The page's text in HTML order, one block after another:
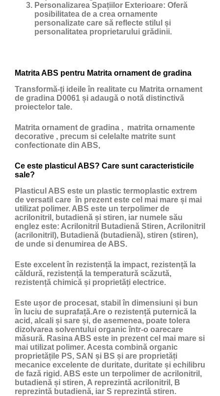
Personalizarea Spațiilor Exterioare: Oferă
posibilitatea de a crea ornamente
personalizate care să reflecte stilul și
personalitatea proprietarului grădinii.
Matrita ABS pentru Matrita ornament de gradina
Transformă-ți ideile în realitate cu Matrita ornament
de gradina D0061 și adaugă o notă distinctivă
proiectelor tale.
Matrita ornament de gradina , matrita ornamente
decorative , precum si celelalte matrite sunt
confectionate din ABS,
Ce este plasticul ABS? Care sunt caracteristicile
sale?
Plasticul ABS este un plastic termoplastic extrem
de versatil care în prezent este cel mai mare și mai
utilizat polimer. ABS este un terpolimer de
acrilonitril, butadienă și stiren, iar numele său
englez este: Acrilonitril Butadienă Stiren, Acrilonitril
(acrilonitril), Butadienă (butadienă), stiren (stiren),
de unde si denumirea de ABS.
Este excelent în rezistență la impact, rezistență la
căldură, rezistență la temperatură scăzută,
rezistență chimică și proprietăți electrice.
Este ușor de procesat, stabil în dimensiuni și bun
în luciu de suprafață.Are o rezistență puternică la
acid, alcali și sare și, de asemenea, poate tolera
dizolvarea solventului organic într-o oarecare
măsură. Rasina ABS este in prezent cel mai mare si
mai utilizat polimer. Acesta combină organic
proprietățile PS, SAN și BS și are proprietăți
mecanice excelente de duritate, duritate și echilibru
de fază rigid. ABS este un terpolimer de acrilonitril,
butadienă și stiren, A reprezintă acrilonitril, B
reprezintă butadienă, iar S reprezintă stiren.